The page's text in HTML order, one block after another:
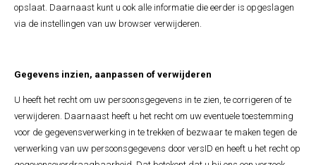
opslaat. Daarnaast kunt u ook alle informatie die eerder is opgeslagen
via de instellingen van uw browser verwijderen.
Gegevens inzien, aanpassen of verwijderen
U heeft het recht om uw persoonsgegevens in te zien, te corrigeren of te
verwijderen. Daarnaast heeft u het recht om uw eventuele toestemming
voor de gegevensverwerking in te trekken of bezwaar te maken tegen de
verwerking van uw persoonsgegevens door versID en heeft u het recht op